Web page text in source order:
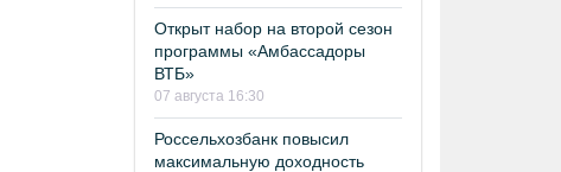
Открыт набор на второй сезон
программы «Амбассадоры
ВТБ»
07 августа 16:30
Россельхозбанк повысил
максимальную доходность